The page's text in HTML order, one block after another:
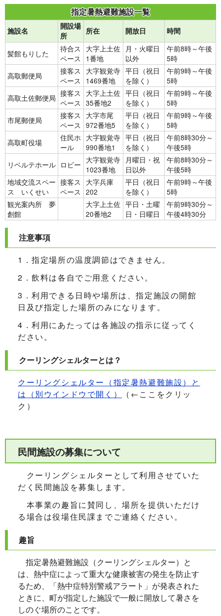
指定暑熱避難施設一覧
施設名
開設場
所
所在 開放日 時間
髪館もりした
待合ス
ペース
大字上土佐
1番地
月・火曜日
以外
午前8時～午後
5時
高取郵便局
接客ス
ペース
大字観覚寺
1469番地
平日（祝日
を除く）
午前9時～午後
5時
高取土佐郵便局 接客ス
ペース
大字上土佐
35番地2
平日（祝日
を除く）
午前9時～午後
5時
市尾郵便局
接客ス
ペース
大字市尾
972番地5
平日（祝日
を除く）
午前9時～午後
5時
高取町役場
住民ホ
ール
大字観覚寺
990番地1
平日（祝日
を除く）
午前8時30分～
午後5時
リベルテホール ロビー 大字観覚寺
1023番地
月曜日・祝
日以外
午前8時30分～
午後5時
地域交流スペー
ス いくせい
接客ス
ペース
大字兵庫
202
平日（祝日
を除く）
午前9時～午後
5時
観光案内所 夢
創館
大字上土佐
20番地2
平日・土曜
日・日曜日
午前9時30分～
午後4時30分
注意事項
1．指定場所の温度調節はできません。
2．飲料は各自でご用意ください。
3．利用できる日時や場所は、指定施設の開館
日及び指定した場所のみになります。
4．利用にあたっては各施設の指示に従ってく
ださい。
クーリングシェルターとは？
クーリングシェルター（指定暑熱避難施設）と
は （別ウインドウで開く）
（←ここをクリッ
ク）
民間施設の募集について
クーリングシェルターとして利用させていた
だく民間施設を募集します。
本事業の趣旨に賛同し、場所を提供いただけ
る場合は役場住民課までご連絡ください。
趣旨
指定暑熱避難施設（クーリングシェルター）と
は、熱中症によって重大な健康被害の発生を防止す
るため、「熱中症特別警戒アラート」が発表された
ときに、町が指定した施設で一般に開放して暑さを
しのぐ場所のことです。